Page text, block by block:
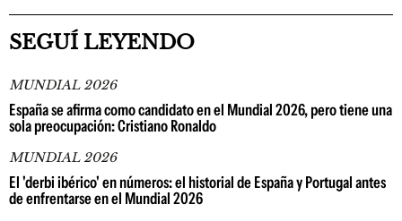
SEGUÍ LEYENDO
MUNDIAL 2026
España se afirma como candidato en el Mundial 2026, pero tiene una
sola preocupación: Cristiano Ronaldo
MUNDIAL 2026
El 'derbi ibérico' en números: el historial de España y Portugal antes
de enfrentarse en el Mundial 2026